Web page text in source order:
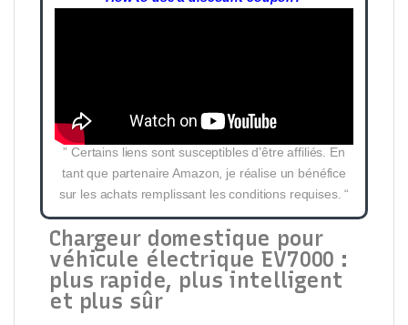
” Certains liens sont susceptibles d’être affiliés. En
tant que partenaire Amazon, je réalise un bénéfice
sur les achats remplissant les conditions requises. “
Chargeur domestique pour
véhicule électrique EV7000 :
plus rapide, plus intelligent
et plus sûr